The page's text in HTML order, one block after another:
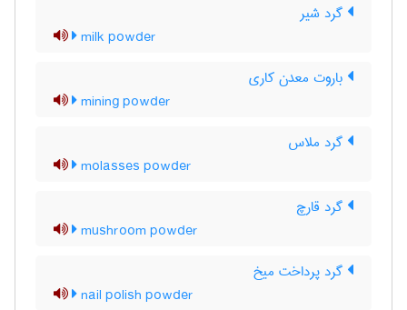
گرد شیر
milk powder
باروت معدن کاری
mining powder
گرد ملاس
molasses powder
گرد قارچ
mushroom powder
گرد پرداخت میخ
nail polish powder